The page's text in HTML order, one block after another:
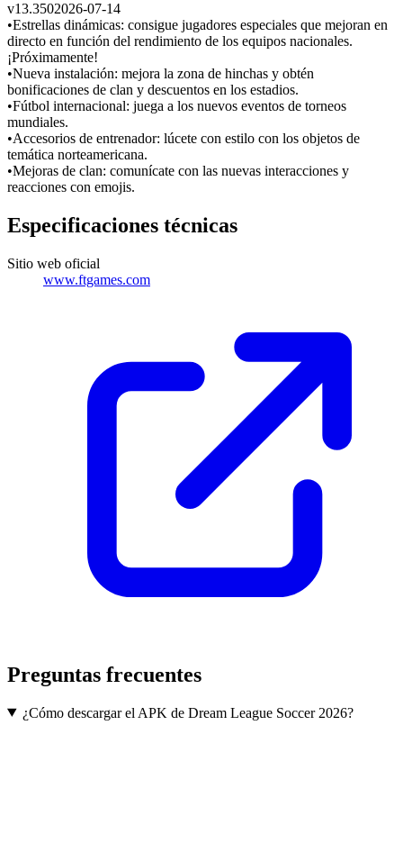
v13.3502026-07-14
•Estrellas dinámicas: consigue jugadores especiales que mejoran en
directo en función del rendimiento de los equipos nacionales.
¡Próximamente!
•Nueva instalación: mejora la zona de hinchas y obtén
bonificaciones de clan y descuentos en los estadios.
•Fútbol internacional: juega a los nuevos eventos de torneos
mundiales.
•Accesorios de entrenador: lúcete con estilo con los objetos de
temática norteamericana.
•Mejoras de clan: comunícate con las nuevas interacciones y
reacciones con emojis.
Especificaciones técnicas
Sitio web oficial
www.ftgames.com
Preguntas frecuentes
¿Cómo descargar el APK de Dream League Soccer 2026?